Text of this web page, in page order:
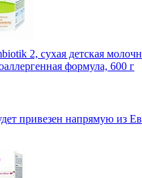
2, сухая детская
формула, 600 г
привезен напрямую из